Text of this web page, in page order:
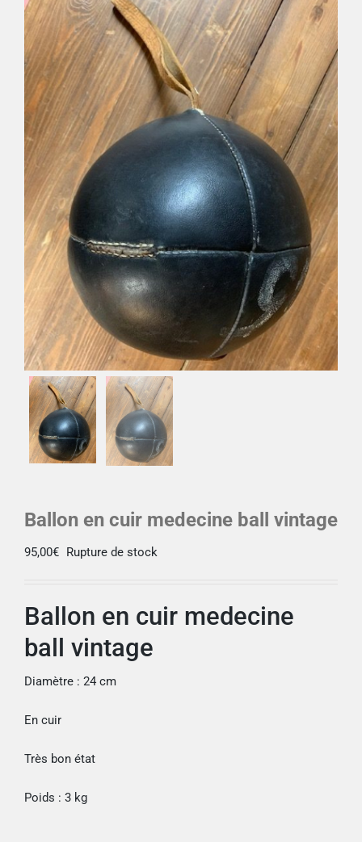
Déco
Pub
Livres & BD
Jeux & Jouets
Son & Cinéma
Singularités
Ballon en cuir medecine ball vintage
95,00€ Rupture de stock
Ballon en cuir medecine
ball vintage
Diamètre : 24 cm
En cuir
Très bon état
Poids : 3 kg